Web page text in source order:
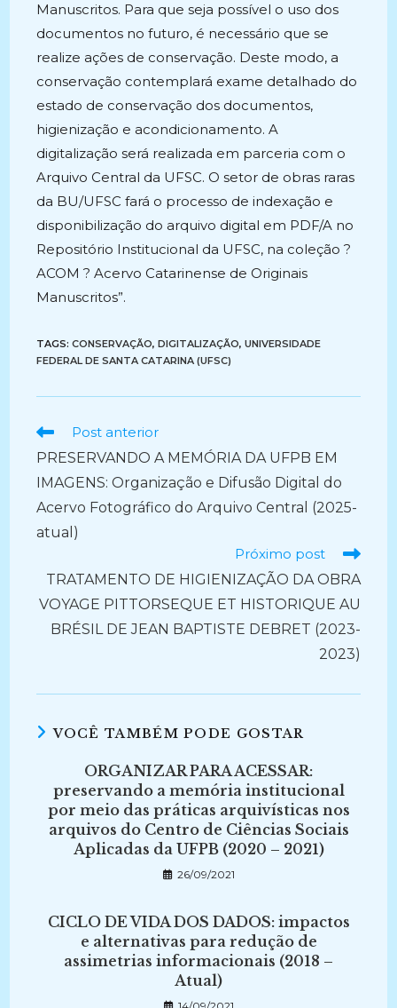
Manuscritos. Para que seja possível o uso dos
documentos no futuro, é necessário que se
realize ações de conservação. Deste modo, a
conservação contemplará exame detalhado do
estado de conservação dos documentos,
higienização e acondicionamento. A
digitalização será realizada em parceria com o
Arquivo Central da UFSC. O setor de obras raras
da BU/UFSC fará o processo de indexação e
disponibilização do arquivo digital em PDF/A no
Repositório Institucional da UFSC, na coleção ?
ACOM ? Acervo Catarinense de Originais
Manuscritos”.
TAGS:CONSERVAÇÃO, DIGITALIZAÇÃO, UNIVERSIDADE
FEDERAL DE SANTA CATARINA (UFSC)
Ler
artigos
Post anterior
PRESERVANDO A MEMÓRIA DA UFPB EM
IMAGENS: Organização e Difusão Digital do
Acervo Fotográfico do Arquivo Central (2025-
atual)
Próximo post
TRATAMENTO DE HIGIENIZAÇÃO DA OBRA
VOYAGE PITTORSEQUE ET HISTORIQUE AU
BRÉSIL DE JEAN BAPTISTE DEBRET (2023-
2023)
VOCÊ TAMBÉM PODE GOSTAR
ORGANIZAR PARA ACESSAR:
preservando a memória institucional
por meio das práticas arquivísticas nos
arquivos do Centro de Ciências Sociais
Aplicadas da UFPB (2020 – 2021)
26/09/2021
CICLO DE VIDA DOS DADOS: impactos
e alternativas para redução de
assimetrias informacionais (2018 –
Atual)